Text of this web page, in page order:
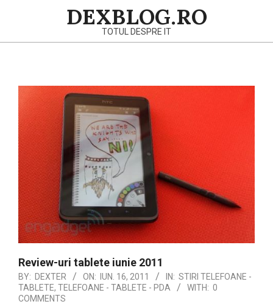
DEXBLOG.RO
TOTUL DESPRE IT
Navigation
Review-uri tablete iunie 2011
BY: DEXTER ON: IUN. 16, 2011 IN: STIRI TELEFOANE -
TABLETE, TELEFOANE - TABLETE - PDA WITH: 0
COMMENTS